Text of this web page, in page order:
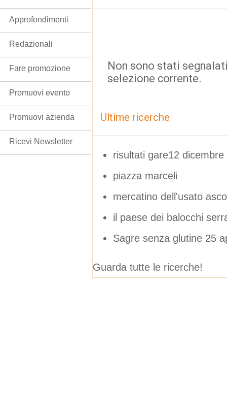
Non sono stati
selezione corrente.
Ultime ricerche
risultati gare12 dicembre
piazza marceli
mercatino dell'usato
il paese dei balocchi
Sagre senza glutine 25
Guarda tutte le ricerche!
Approfondimenti
Redazionali
Fare promozione
Promuovi evento
Promuovi azienda
Ricevi Newsletter